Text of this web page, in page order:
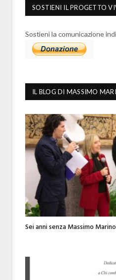
SOSTIENI IL PROGETTO
Sostieni la comunicazione
IL BLOG DI MASSIMO
Sei anni senza Massimo Marino